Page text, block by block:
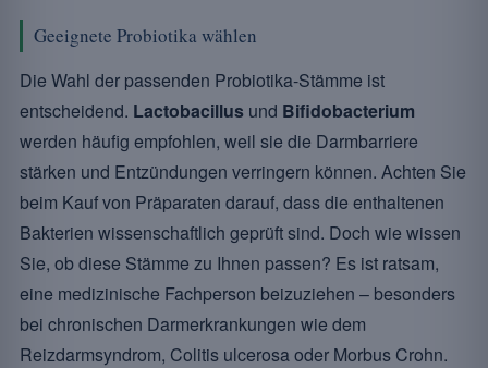
Geeignete Probiotika wählen
Die Wahl der passenden Probiotika-Stämme ist
entscheidend. Lactobacillus und Bifidobacterium
werden häufig empfohlen, weil sie die Darmbarriere
stärken und Entzündungen verringern können. Achten Sie
beim Kauf von Präparaten darauf, dass die enthaltenen
Bakterien wissenschaftlich geprüft sind. Doch wie wissen
Sie, ob diese Stämme zu Ihnen passen? Es ist ratsam,
eine medizinische Fachperson beizuziehen – besonders
bei chronischen Darmerkrankungen wie dem
Reizdarmsyndrom, Colitis ulcerosa oder Morbus Crohn.